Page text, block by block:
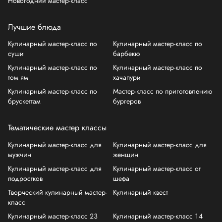
Лучшие блюда
Кулинарный мастер-класс по
суши
Кулинарный мастер-класс по
барбекю
Кулинарный мастер-класс по
том ям
Кулинарный мастер-класс по
хачапури
Кулинарный мастер-класс по
брускеттам
Мастер-класс по приготовлению
бургеров
Тематические мастер классы
Кулинарный мастер-класс для
мужчин
Кулинарный мастер-класс для
женщин
Кулинарный мастер-класс для
подростков
Кулинарный мастер-класс от
шефа
Творческий кулинарный мастер-
класс
Кулинарный квест
Кулинарный мастер-класс 23
Кулинарный мастер-класс 14